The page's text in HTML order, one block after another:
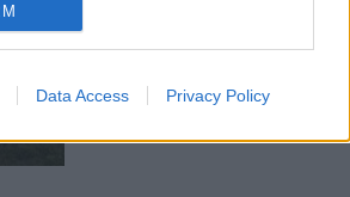
Data Access Privacy Policy